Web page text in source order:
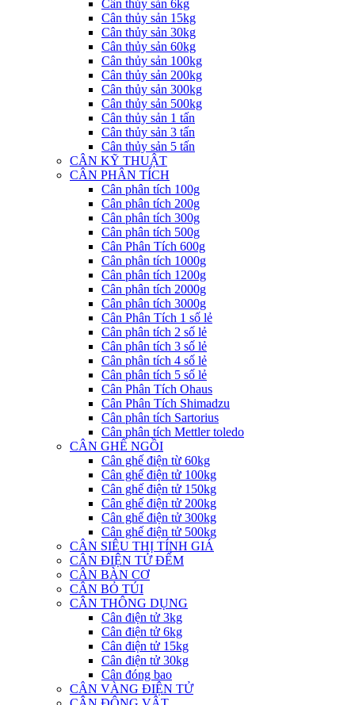
Cân thủy sản 6kg
Cân thủy sản 15kg
Cân thủy sản 30kg
Cân thủy sản 60kg
Cân thủy sản 100kg
Cân thủy sản 200kg
Cân thủy sản 300kg
Cân thủy sản 500kg
Cân thủy sản 1 tấn
Cân thủy sản 3 tấn
Cân thủy sản 5 tấn
CÂN KỸ THUẬT
CÂN PHÂN TÍCH
Cân phân tích 100g
Cân phân tích 200g
Cân phân tích 300g
Cân phân tích 500g
Cân Phân Tích 600g
Cân phân tích 1000g
Cân phân tích 1200g
Cân phân tích 2000g
Cân phân tích 3000g
Cân Phân Tích 1 số lẻ
Cân phân tích 2 số lẻ
Cân phân tích 3 số lẻ
Cân phân tích 4 số lẻ
Cân phân tích 5 số lẻ
Cân Phân Tích Ohaus
Cân Phân Tích Shimadzu
Cân phân tích Sartorius
Cân phân tích Mettler toledo
CÂN GHẾ NGỒI
Cân ghế điện từ 60kg
Cân ghế điện tử 100kg
Cân ghế điện tử 150kg
Cân ghế điện tử 200kg
Cân ghế điện tử 300kg
Cân ghế điện tử 500kg
CÂN SIÊU THỊ TÍNH GIÁ
CÂN ĐIỆN TỬ ĐẾM
CÂN BÀN CƠ
CÂN BỎ TÚI
CÂN THÔNG DỤNG
Cân điện tử 3kg
Cân điện tử 6kg
Cân điện tử 15kg
Cân điện tử 30kg
Cân đóng bao
CÂN VÀNG ĐIỆN TỬ